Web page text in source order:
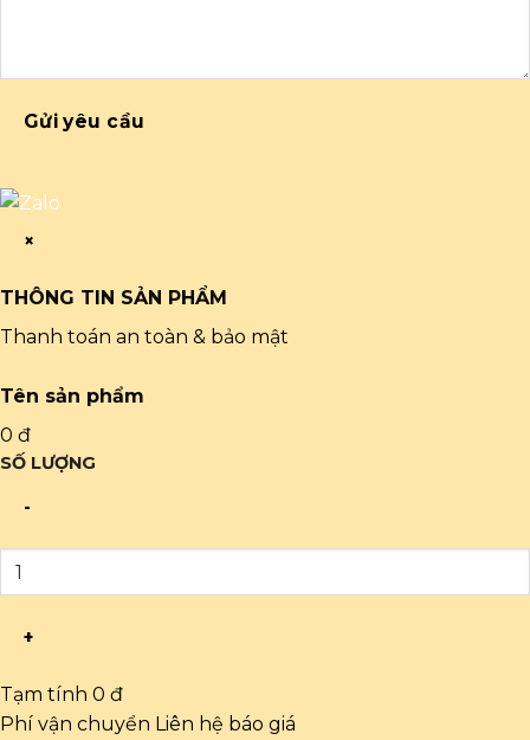
Gửi yêu cầu
×
THÔNG TIN SẢN PHẨM
Thanh toán an toàn & bảo mật
Tên sản phẩm
0 đ
SỐ LƯỢNG
-
+
Tạm tính 0 đ
Phí vận chuyển Liên hệ báo giá